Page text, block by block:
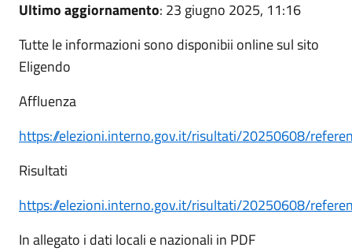
Ultimo aggiornamento: 23 giugno 2025, 11:16
Tutte le informazioni sono disponibii online sul sito
Eligendo
Affluenza
https://elezioni.interno.gov.it/risultati/20250608/
Risultati
https://elezioni.interno.gov.it/risultati/20250608/
In allegato i dati locali e nazionali in PDF